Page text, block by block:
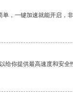
，一键加速就能开启，非
给你提供最高速度和安全